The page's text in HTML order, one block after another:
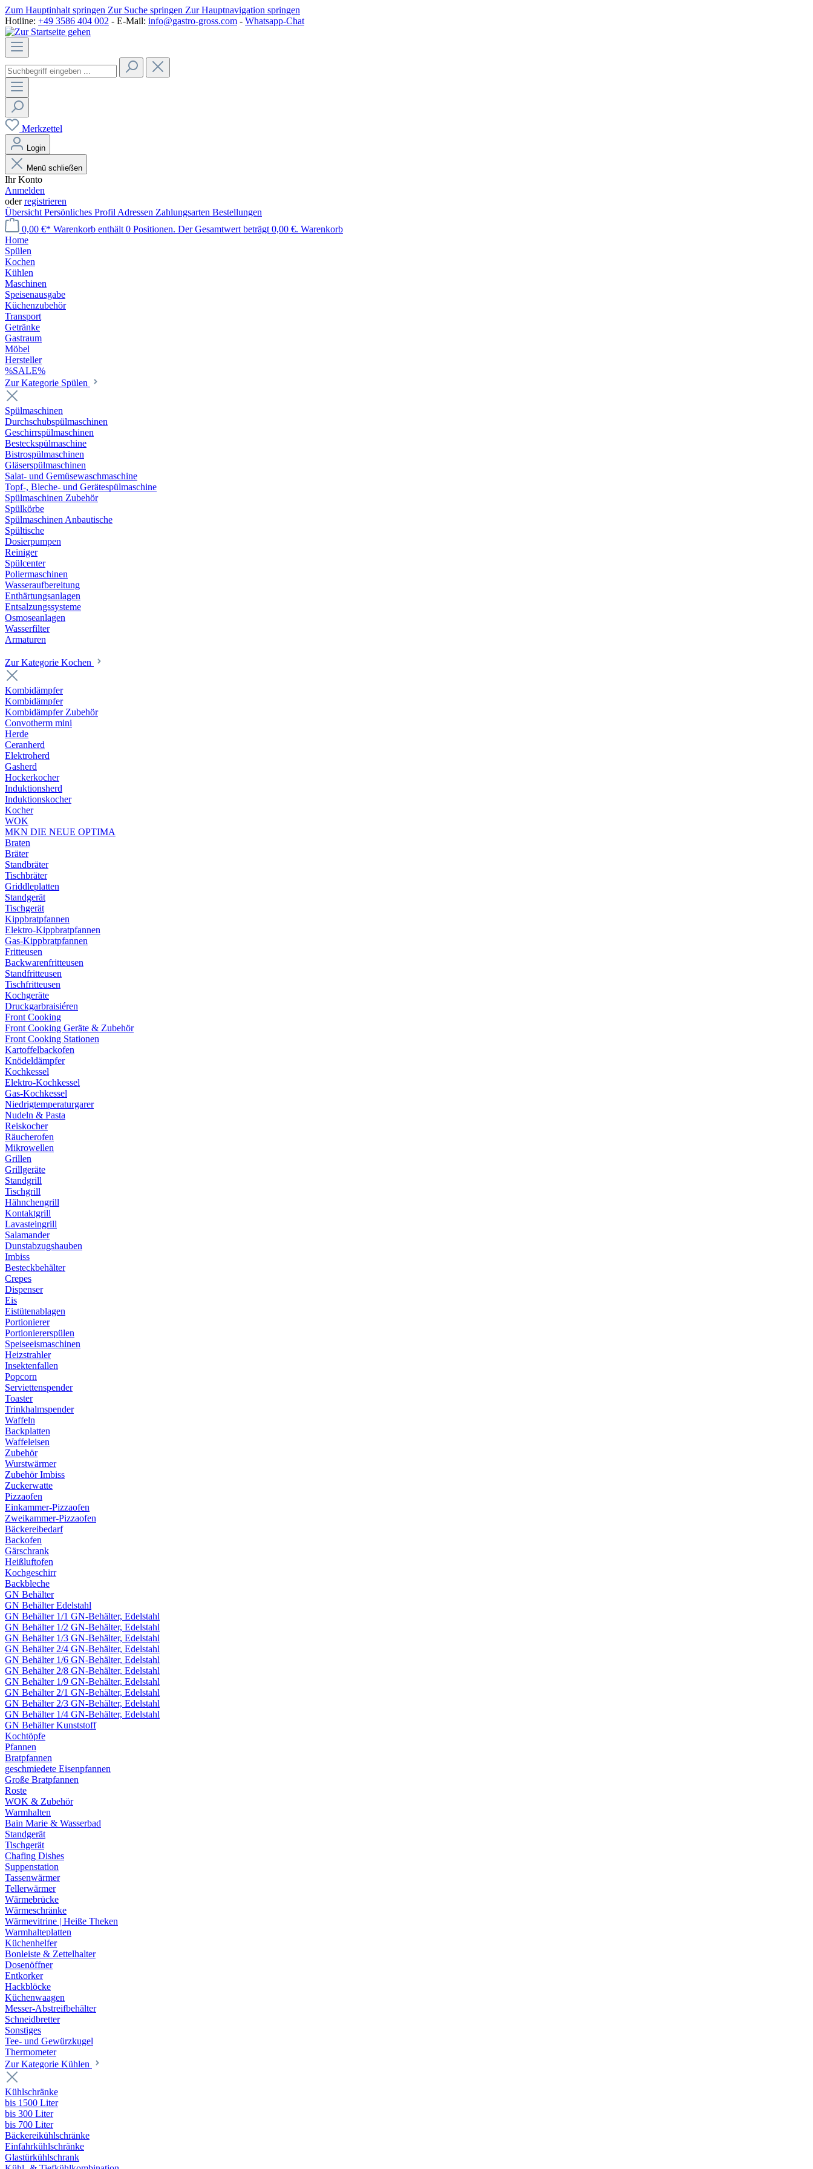
Zum Hauptinhalt springen Zur Suche springen Zur Hauptnavigation springen
Hotline: +49 3586 404 002 - E-Mail: info@gastro-gross.com - Whatsapp-Chat
Merkzettel
Login
Menü schließen
Ihr Konto
Anmelden
oderregistrieren
Übersicht Persönliches Profil Adressen Zahlungsarten Bestellungen
0,00 €* Warenkorb enthält 0 Positionen. Der Gesamtwert beträgt 0,00 €. Warenkorb
Home
Spülen
Kochen
Kühlen
Maschinen
Speisenausgabe
Küchenzubehör
Transport
Getränke
Gastraum
Möbel
Hersteller
%SALE%
Zur Kategorie Spülen
Spülmaschinen
Durchschubspülmaschinen
Geschirrspülmaschinen
Besteckspülmaschine
Bistrospülmaschinen
Gläserspülmaschinen
Salat- und Gemüsewaschmaschine
Topf-, Bleche- und Gerätespülmaschine
Spülmaschinen Zubehör
Spülkörbe
Spülmaschinen Anbautische
Spültische
Dosierpumpen
Reiniger
Spülcenter
Poliermaschinen
Wasseraufbereitung
Enthärtungsanlagen
Entsalzungssysteme
Osmoseanlagen
Wasserfilter
Armaturen
Zur Kategorie Kochen
Kombidämpfer
Kombidämpfer
Kombidämpfer Zubehör
Convotherm mini
Herde
Ceranherd
Elektroherd
Gasherd
Hockerkocher
Induktionsherd
Induktionskocher
Kocher
WOK
MKN DIE NEUE OPTIMA
Braten
Bräter
Standbräter
Tischbräter
Griddleplatten
Standgerät
Tischgerät
Kippbratpfannen
Elektro-Kippbratpfannen
Gas-Kippbratpfannen
Fritteusen
Backwarenfritteusen
Standfritteusen
Tischfritteusen
Kochgeräte
Druckgarbraisiéren
Front Cooking
Front Cooking Geräte & Zubehör
Front Cooking Stationen
Kartoffelbackofen
Knödeldämpfer
Kochkessel
Elektro-Kochkessel
Gas-Kochkessel
Niedrigtemperaturgarer
Nudeln & Pasta
Reiskocher
Räucherofen
Mikrowellen
Grillen
Grillgeräte
Standgrill
Tischgrill
Hähnchengrill
Kontaktgrill
Lavasteingrill
Salamander
Dunstabzugshauben
Imbiss
Besteckbehälter
Crepes
Dispenser
Eis
Eistütenablagen
Portionierer
Portioniererspülen
Speiseeismaschinen
Heizstrahler
Insektenfallen
Popcorn
Serviettenspender
Toaster
Trinkhalmspender
Waffeln
Backplatten
Waffeleisen
Zubehör
Wurstwärmer
Zubehör Imbiss
Zuckerwatte
Pizzaofen
Einkammer-Pizzaofen
Zweikammer-Pizzaofen
Bäckereibedarf
Backofen
Gärschrank
Heißluftofen
Kochgeschirr
Backbleche
GN Behälter
GN Behälter Edelstahl
GN Behälter 1/1 GN-Behälter, Edelstahl
GN Behälter 1/2 GN-Behälter, Edelstahl
GN Behälter 1/3 GN-Behälter, Edelstahl
GN Behälter 2/4 GN-Behälter, Edelstahl
GN Behälter 1/6 GN-Behälter, Edelstahl
GN Behälter 2/8 GN-Behälter, Edelstahl
GN Behälter 1/9 GN-Behälter, Edelstahl
GN Behälter 2/1 GN-Behälter, Edelstahl
GN Behälter 2/3 GN-Behälter, Edelstahl
GN Behälter 1/4 GN-Behälter, Edelstahl
GN Behälter Kunststoff
Kochtöpfe
Pfannen
Bratpfannen
geschmiedete Eisenpfannen
Große Bratpfannen
Roste
WOK & Zubehör
Warmhalten
Bain Marie & Wasserbad
Standgerät
Tischgerät
Chafing Dishes
Suppenstation
Tassenwärmer
Tellerwärmer
Wärmebrücke
Wärmeschränke
Wärmevitrine | Heiße Theken
Warmhalteplatten
Küchenhelfer
Bonleiste & Zettelhalter
Dosenöffner
Entkorker
Hackblöcke
Küchenwaagen
Messer-Abstreifbehälter
Schneidbretter
Sonstiges
Tee- und Gewürzkugel
Thermometer
Zur Kategorie Kühlen
Kühlschränke
bis 1500 Liter
bis 300 Liter
bis 700 Liter
Bäckereikühlschränke
Einfahrkühlschränke
Glastürkühlschrank